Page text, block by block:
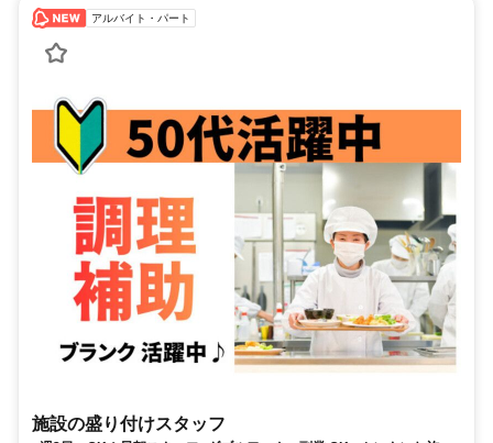
アルバイト・パート
施設の盛り付けスタッフ